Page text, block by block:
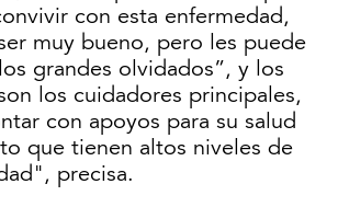
con esta enfermedad,
muy bueno, pero les puede
grandes olvidados”, y los
los cuidadores principales,
con apoyos para su salud
que tienen altos niveles de
precisa.